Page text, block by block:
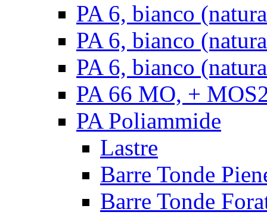
PA 6, bianco
PA 6, bianco
PA 6, bianco
PA 66 MO, +
PA Poliammide
Lastre
Barre Tonde
Barre Tonde